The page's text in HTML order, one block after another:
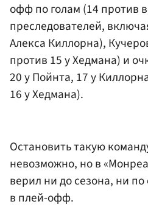
офф по голам (14 против
преследователей,
Алекса Киллорна),
против 15 у Хедмана) и
20 у Пойнта, 17 у
16 у Хедмана).
Остановить такую
невозможно, но в
верил ни до сезона, ни по
в плей-офф.